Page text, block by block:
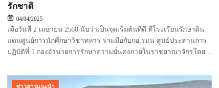
รักชาติ
04/04/2025
เมื่อวันที่ 2 เมษายน 2568 นับว่าเป็นจุดเริ่มต้นที่ดี ที่โรงเรียนรักษาดิน
แดนศูนย์การนักศึกษาวิชาทหาร ร่วมมือกับกอ.รมน ศูนย์ประสานการ
ปฏิบัติที่ 1 กองอำนวยการรักษาความมั่นคงภายในราชอาณาจักรโดย...
ข่าวสารแนะนำ